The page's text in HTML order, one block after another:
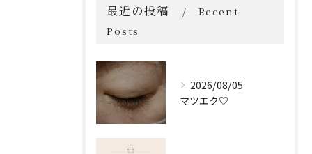
最近の投稿
Recent
Posts
2026/08/05
マツエク♡